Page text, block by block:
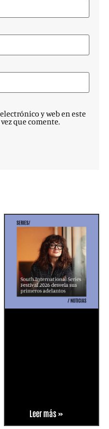
y web en este
que comente.
Leer más »